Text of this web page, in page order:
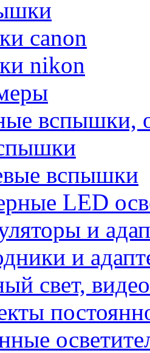
canon
nikon
вспышки,
вспышки
LED
и
и
свет,